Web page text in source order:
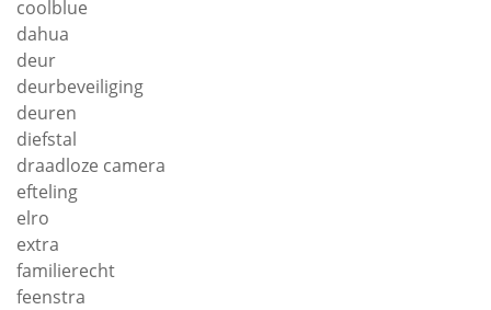
coolblue
dahua
deur
deurbeveiliging
deuren
diefstal
draadloze camera
efteling
elro
extra
familierecht
feenstra